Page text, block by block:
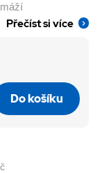
Přečíst si více
Do košíku